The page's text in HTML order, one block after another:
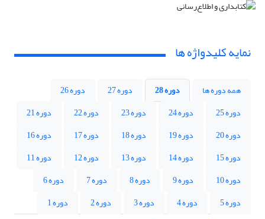
نمایه کلیدواژه ها
همه دوره ها دوره 28 دوره 27
دوره 26
دوره 25
دوره 24 دوره 23 دوره 22
دوره 21
دوره 20
دوره 19 دوره 18 دوره 17
دوره 16
دوره 15
دوره 14 دوره 13 دوره 12
دوره 11
دوره 10
دوره 9 دوره 8 دوره 7
دوره 6
دوره 5
دوره 4 دوره 3 دوره 2
دوره 1